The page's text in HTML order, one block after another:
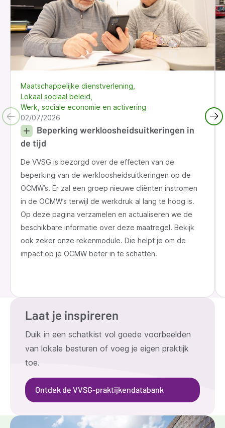
Beperking werkloosheidsuitkeringen in
de tijd
De VVSG is bezorgd over de effecten van de
beperking van de werkloosheidsuitkeringen op de
OCMW’s. Er zal een groep nieuwe cliënten instromen
in de OCMW’s terwijl de werkdruk al lang te hoog is.
Op deze pagina verzamelen en actualiseren we de
beschikbare informatie over deze maatregel. Bekijk
ook zeker onze rekenmodule. Die helpt je om de
impact op je OCMW beter in te schatten.
Maatschappelijke dienstverlening
Lokaal sociaal beleid
Werk, sociale economie en activering
02/07/2026
Laat je inspireren
Duik in een schatkist vol goede voorbeelden
van lokale besturen of voeg je eigen praktijk
toe.
Ontdek de VVSG-praktijkendatabank